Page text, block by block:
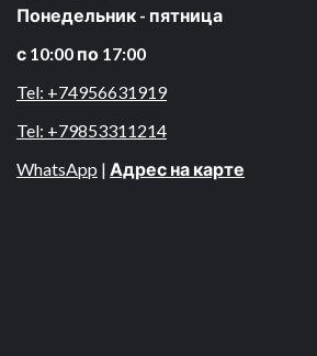
Понедельник - пятница
с 10:00 по 17:00
Tel: +74956631919
Tel: +79853311214
WhatsApp | Адрес на карте